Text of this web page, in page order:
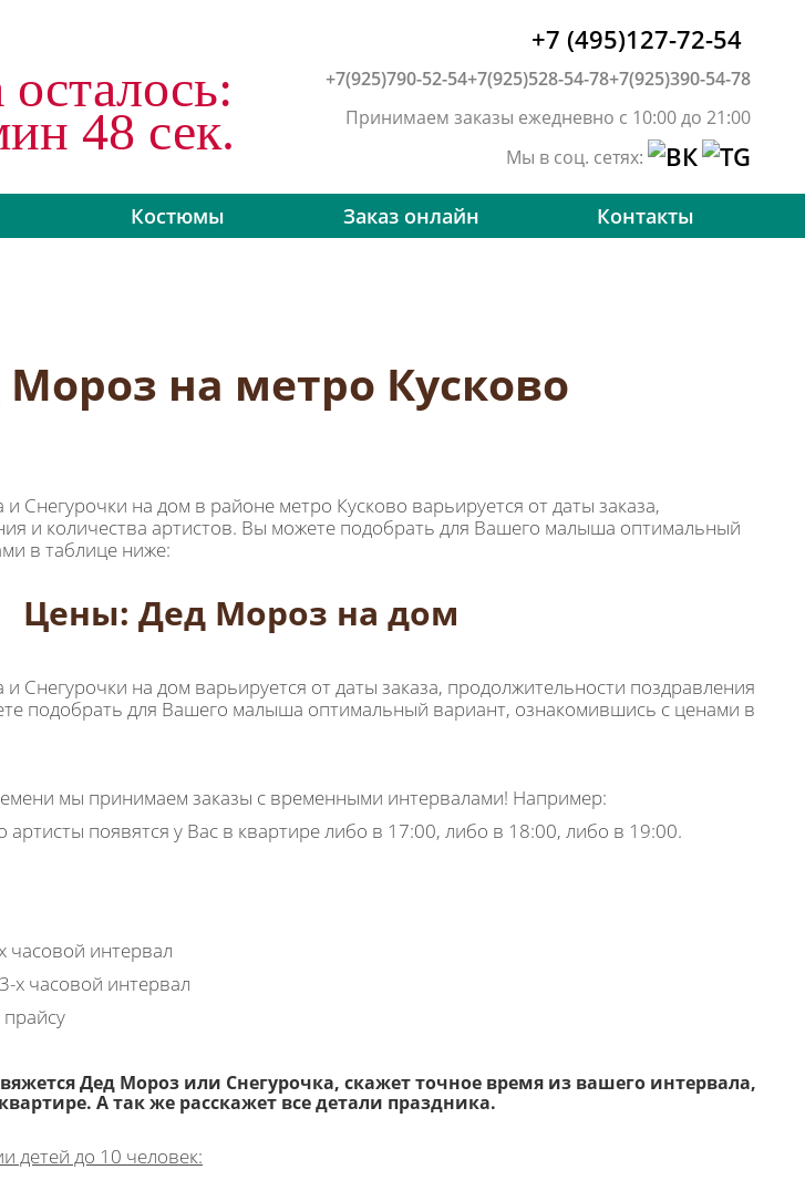
47 сек.
+7 (495)127-72-54
+7(925)790-52-54+7(925)528-54-78+7(925)390-54-78
Принимаем заказы ежедневно с 10:00 до 21:00
Мы в соц. сетях:
Костюмы Заказ онлайн Контакты
на метро Кусково
Снегурочки на дом в районе метро Кусково варьируется от даты заказа,
и количества артистов. Вы можете подобрать для Вашего малыша оптимальный
в таблице ниже:
Цены: Дед Мороз на дом
Снегурочки на дом варьируется от даты заказа, продолжительности поздравления
подобрать для Вашего малыша оптимальный вариант, ознакомившись с ценами в
мы принимаем заказы с временными интервалами! Например:
артисты появятся у Вас в квартире либо в 17:00, либо в 18:00, либо в 19:00.
часовой интервал
х часовой интервал
Дед Мороз или Снегурочка, скажет точное время из вашего интервала,
А так же расскажет все детали праздника.
детей до 10 человек: